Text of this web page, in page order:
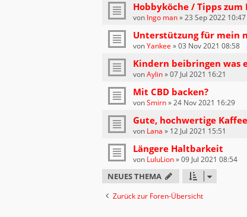
Hobbyköche / Tipps zum
von Ingo man»23 Sep 2022 10:47
Unterstützung für mein
vonYankee »03 Nov 2021 08:58
Kindern beibringen was
vonAylin»07 Jul 2021 16:21
Mit CBD backen?
vonSmirn»24 Nov 2021 16:29
Gute, hochwertige
von Lana » 12 Jul 2021 15:51
Längere Haltbarkeit
von LuluLion»09 Jul 2021 08:54
NEUES THEMA
Zurück zur Foren-Übersicht